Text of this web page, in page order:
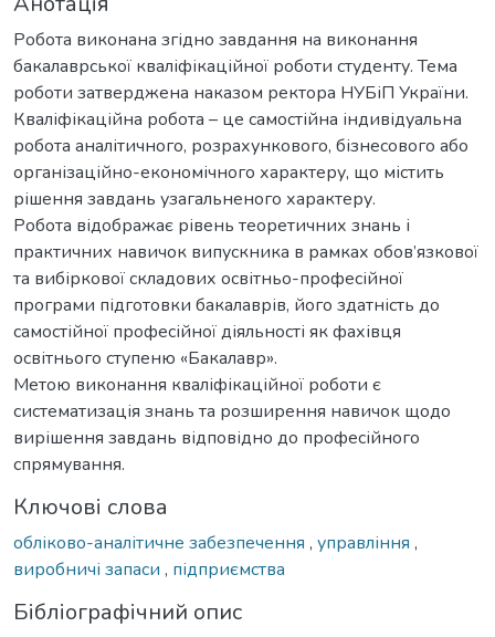
Робота виконана згідно завдання на виконання
бакалаврської кваліфікаційної роботи студенту. Тема
роботи затверджена наказом ректора НУБіП України.
Кваліфікаційна робота – це самостійна індивідуальна
робота аналітичного, розрахункового, бізнесового або
організаційно-економічного характеру, що містить
рішення завдань узагальненого характеру.
Робота відображає рівень теоретичних знань і
практичних навичок випускника в рамках обов’язкової
та вибіркової складових освітньо-професійної
програми підготовки бакалаврів, його здатність до
самостійної професійної діяльності як фахівця
освітнього ступеню «Бакалавр».
Метою виконання кваліфікаційної роботи є
систематизація знань та розширення навичок щодо
вирішення завдань відповідно до професійного
спрямування.
Ключові слова
обліково-аналітичне забезпечення , управління ,
виробничі запаси , підприємства
Бібліографічний опис